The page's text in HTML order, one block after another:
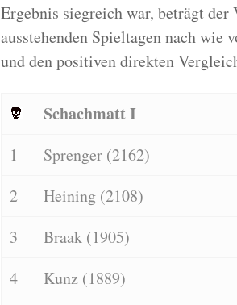
Ergebnis siegreich war, beträgt
ausstehenden Spieltagen nach
und den positiven direkten
Schachmatt I
1 Sprenger (2162)
2
Heining (2108)
3
Braak (1905)
4
Kunz (1889)